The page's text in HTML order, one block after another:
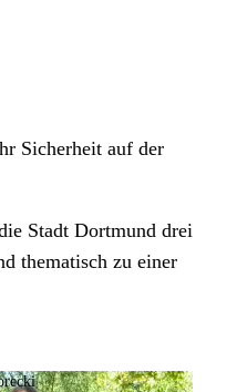
Sicherheit auf der
Stadt Dortmund drei
thematisch zu einer